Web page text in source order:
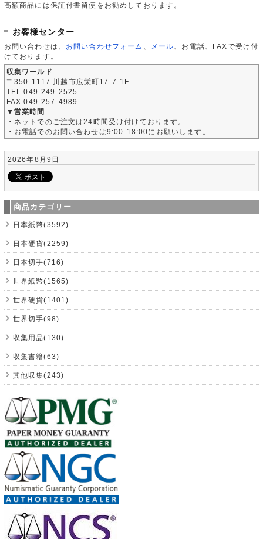
高額商品には保証付書留便をお勧めしております。
お客様センター
お問い合わせは、 お問い合わせフォーム メール 、お電話、FAXで受け付
けております。
収集ワールド
〒350-1117 川越市広栄町17-7-1F
TEL 049-249-2525
FAX 049-257-4989
▼営業時間
・ネットでのご注文は24時間受け付けております。
・お電話でのお問い合わせは9:00-18:00にお願いします。
2026年8月9日
商品カテゴリー
日本紙幣(3592)
日本硬貨(2259)
日本切手(716)
世界紙幣(1565)
世界硬貨(1401)
世界切手(98)
収集用品(130)
収集書籍(63)
其他収集(243)